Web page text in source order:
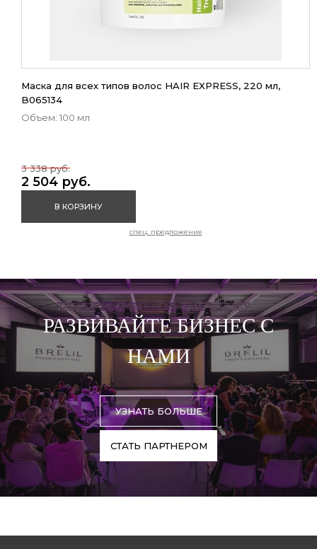
Маска для всех типов волос HAIR EXPRESS, 220 мл,
B065134
Объем: 100 мл
2 504 руб.
3 338 руб.
В КОРЗИНУ
спец. предложение
РАЗВИВАЙТЕ БИЗНЕС С
НАМИ
УЗНАТЬ БОЛЬШЕ
СТАТЬ ПАРТНЕРОМ